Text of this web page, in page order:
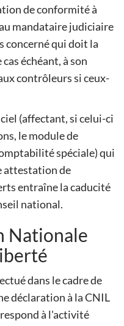
de conformité à
mandataire judiciaire
concerné qui doit la
échéant, à son
contrôleurs si ceux-
(affectant, si celui-ci
le module de
spéciale) qui
attestation de
entraîne la caducité
national.
Nationale
dans le cadre de
déclaration à la CNIL
à l'activité